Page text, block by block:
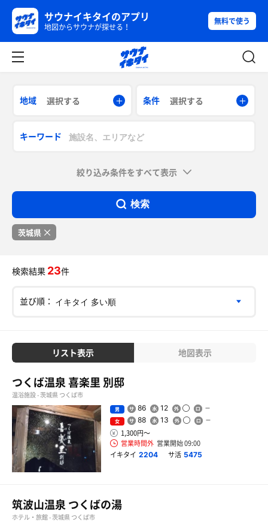
サウナイキタイのアプリ
地図からサウナが探せる！
無料で使う
地域 選択する 条件 選択する
キーワード
絞り込み条件をすべて表示
検索
茨城県
検索結果 23件
並び順：
リスト表示 地図表示
つくば温泉 喜楽里 別邸
温浴施設 - 茨城県 つくば市
男 86 12
女 88 13
1,300円〜
営業時間外 営業開始 09:00
イキタイ 2204 サ活 5475
筑波山温泉 つくばの湯
ホテル・旅館 - 茨城県 つくば市